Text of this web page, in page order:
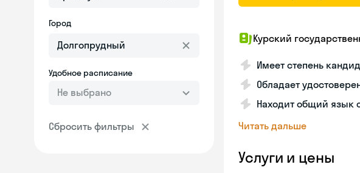
Город
Удобное расписание
Не выбрано
Сбросить фильтры
Курский
Имеет степень
Обладает
Находит общий язык
Читать дальше
Услуги и цены